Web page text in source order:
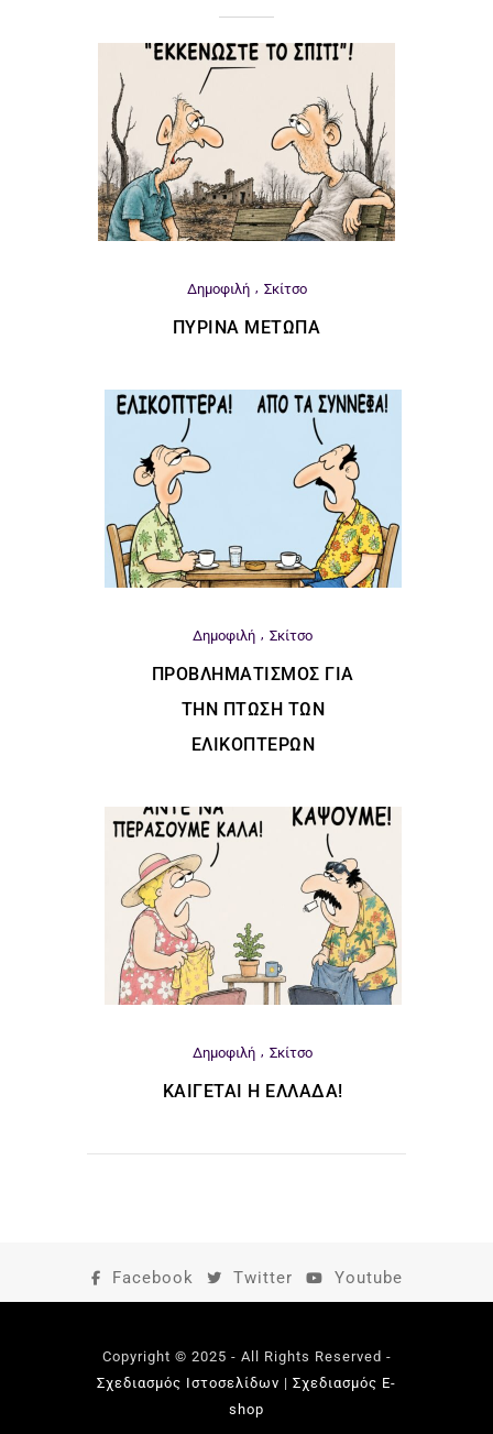
Δημοφιλή Σκίτσο
ΠΎΡΙΝΑ ΜΈΤΩΠΑ
Δημοφιλή Σκίτσο
ΠΡΟΒΛΗΜΑΤΙΣΜΌΣ ΓΙΑ
ΤΗΝ ΠΤΏΣΗ ΤΩΝ
ΕΛΙΚΟΠΤΈΡΩΝ
Δημοφιλή Σκίτσο
ΚΑΊΓΕΤΑΙ Η ΕΛΛΆΔΑ!
Facebook Twitter Youtube
Copyright © 2025 - All Rights Reserved -
Σχεδιασμός Ιστοσελίδων | Σχεδιασμός E-
shop